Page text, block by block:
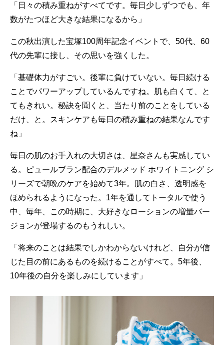
「日々の積み重ねがすべてです。毎日少しずつでも、年
数がたつほど大きな結果になるから」
この秋出演した宝塚100周年記念イベントで、50代、60
代の先輩に接し、その思いを強くした。
「基礎体力がすごい。後輩に負けていない。毎日続ける
ことでパワーアップしているんですね。肌も白くて、と
てもきれい。秘訣を聞くと、当たり前のことをしている
だけ、と。スキンケアも毎日の積み重ねの結果なんです
ね」
毎日の肌のお手入れの大切さは、星奈さんも実感してい
る。ピュールブラン配合のデルメッド ホワイトニング シ
リーズで朝晩のケアを始めて3年。肌の白さ、透明感を
ほめられるようになった。1年を通してトータルで使う
中、毎年、この時期に、大好きなローションの増量バー
ジョンが登場するのもうれしい。
「将来のことは結果でしかわからないけれど、自分が信
じた目の前にあるものを続けることがすべて。5年後、
10年後の自分を楽しみにしています」